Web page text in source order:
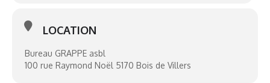
LOCATION
Bureau GRAPPE asbl
100 rue Raymond Noël 5170 Bois de Villers